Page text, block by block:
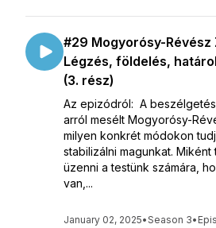
#29 Mogyorósy-Révész
Légzés, földelés,
(3. rész)
Az epizódról: A
arról mesélt Mogyorósy-
milyen konkrét módokon
stabilizálni magunkat.
üzenni a testünk számára,
van,...
January 02, 2025•Season 3•